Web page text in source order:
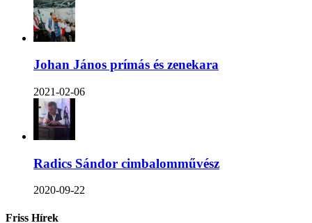
Johan János prímás és zenekara
2021-02-06
Radics Sándor cimbalomművész
2020-09-22
Friss Hírek